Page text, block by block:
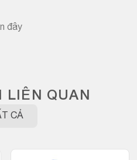
đây
LIÊN QUAN
CẢ